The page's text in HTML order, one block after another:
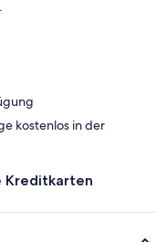
kostenlos in der
Kreditkarten